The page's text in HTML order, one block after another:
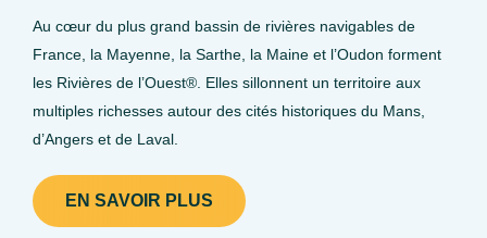
Au cœur du plus grand bassin de rivières navigables de
France, la Mayenne, la Sarthe, la Maine et l’Oudon forment
les Rivières de l’Ouest®. Elles sillonnent un territoire aux
multiples richesses autour des cités historiques du Mans,
d’Angers et de Laval.
EN SAVOIR PLUS